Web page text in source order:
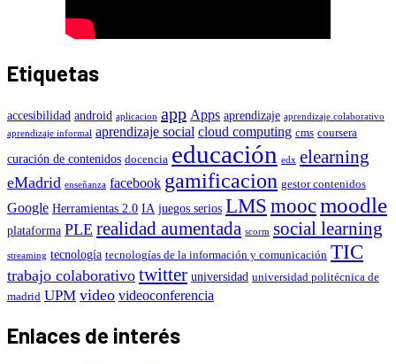
Etiquetas
accesibilidad android aplicacion app Apps aprendizaje aprendizaje colaborativo
aprendizaje informal aprendizaje social cloud computing cms coursera
curación de contenidos docencia educación edx elearning
eMadrid enseñanza facebook gamificacion gestor contenidos
Google Herramientas 2.0 IA juegos serios LMS moocmoodle
plataforma PLE realidad aumentada scorm social learning
streaming tecnología tecnologías de la información y comunicación TIC
trabajo colaborativo twitter universidad universidad politécnica de
madrid UPM video videoconferencia
Enlaces de interés